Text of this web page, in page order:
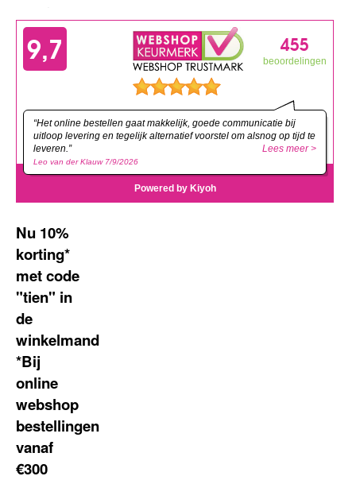
Nu 10%
korting*
met code
"tien" in
de
winkelmand
*Bij
online
webshop
bestellingen
vanaf
€300